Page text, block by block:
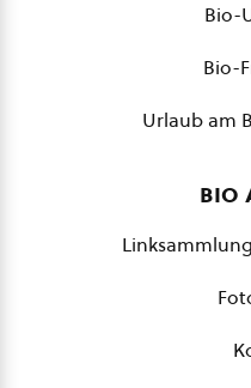
Bio-
Bio-
Urlaub am
bio